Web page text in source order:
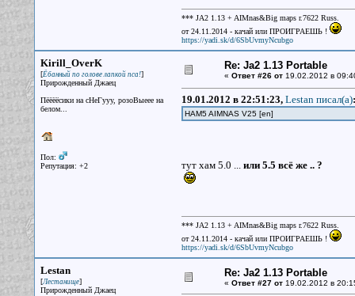
*** JA2 1.13 + AIMnas&Big maps r.7622 Russ.
от 24.11.2014 - качай или ПРОИГРАЕШЬ !
https://yadi.sk/d/6SbUvmyNcubgo
Kirill_OverK
[Ёбанный по голове лапкой пса!]
Прирожденный Джаец
Пёёёёсики на сНеГууу, розоВыеее на
белом...
Пол:
Репутация: +2
Re: Ja2 1.13 Portable
« Ответ #26 от19.02.2012 в
19.01.2012 в 22:51:23, Lestan писал(a):
HAM5 AIMNAS V25 [en]
тут хам 5.0 ... или 5.5 всё же .. ?
*** JA2 1.13 + AIMnas&Big maps r.7622 Russ.
от 24.11.2014 - качай или ПРОИГРАЕШЬ !
https://yadi.sk/d/6SbUvmyNcubgo
Lestan
[Лестанище]
Прирожденный Джаец
Re: Ja2 1.13 Portable
« Ответ #27 от19.02.2012 в